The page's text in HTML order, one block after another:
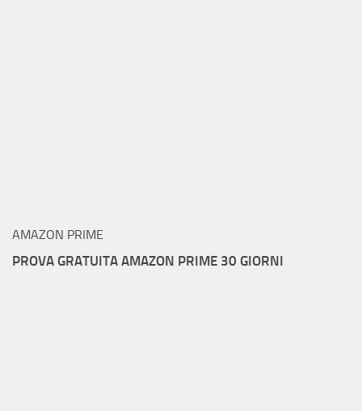
AMAZON PRIME
PROVA GRATUITA AMAZON PRIME 30 GIORNI